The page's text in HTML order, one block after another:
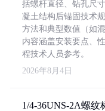
括螺杆直径、钻孔尺
凝土结构后锚固技术
方法和典型数值（如
内容涵盖安装要点、
程技术人员参考。
2026年8月4日
1/4-36UNS-2A螺纹